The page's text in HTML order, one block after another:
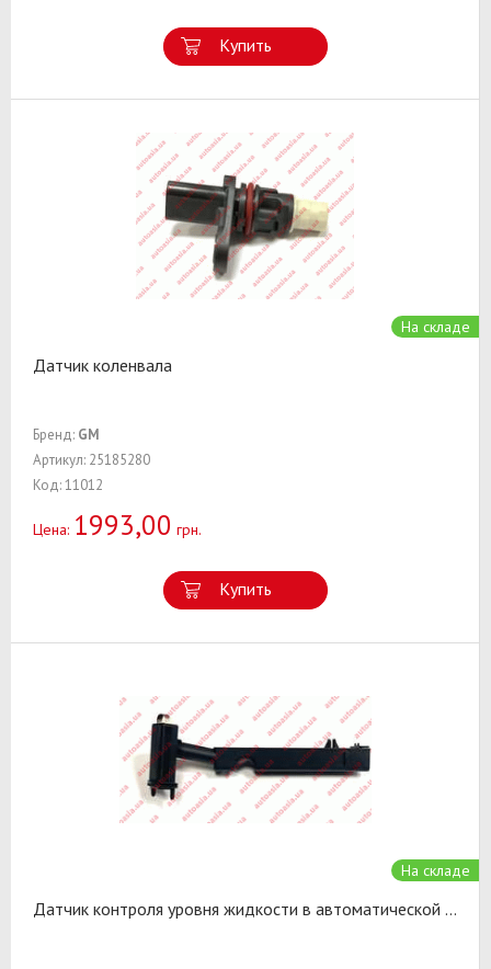
Купить
На складе
Датчик коленвала
Бренд: GM
Артикул: 25185280
Код: 11012
Цена: 1993,00 грн.
Купить
На складе
Датчик контроля уровня жидкости в автоматической ...